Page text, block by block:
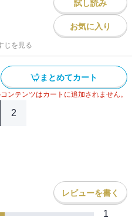
試し読み
お気に入り
じを見る
まとめてカート
ンテンツはカートに追加されません。
2
レビューを書く
1